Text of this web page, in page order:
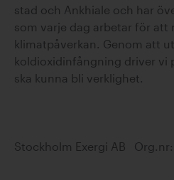
stad och Ankhiale och har
som varje dag arbetar för att
klimatpåverkan. Genom att
koldioxidinfångning driver vi
ska kunna bli verklighet.
Stockholm Exergi AB